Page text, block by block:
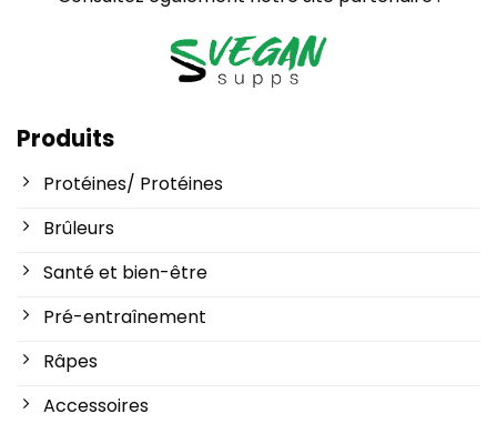
Produits
Protéines/ Protéines
Brûleurs
Santé et bien-être
Pré-entraînement
Râpes
Accessoires